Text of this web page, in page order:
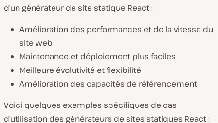
d’un générateur de site statique React :
Amélioration des performances et de la vitesse du
site web
Maintenance et déploiement plus faciles
Meilleure évolutivité et flexibilité
Amélioration des capacités de référencement
Voici quelques exemples spécifiques de cas
d’utilisation des générateurs de sites statiques React :